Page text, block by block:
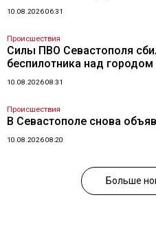
10.08.2026 06:31
Происшествия
Силы ПВО Севастополя
беспилотника над городом
10.08.2026 08:31
Происшествия
В Севастополе снова
10.08.2026 08:20
Больше